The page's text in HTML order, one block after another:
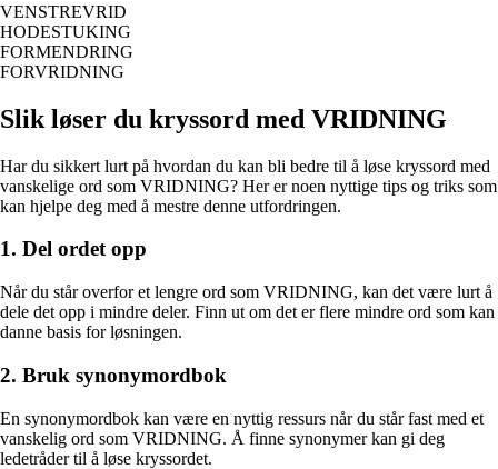
VENSTREVRID
HODESTUKING
FORMENDRING
FORVRIDNING
Slik løser du kryssord med VRIDNING
Har du sikkert lurt på hvordan du kan bli bedre til å løse kryssord med
vanskelige ord som VRIDNING? Her er noen nyttige tips og triks som
kan hjelpe deg med å mestre denne utfordringen.
1. Del ordet opp
Når du står overfor et lengre ord som VRIDNING, kan det være lurt å
dele det opp i mindre deler. Finn ut om det er flere mindre ord som kan
danne basis for løsningen.
2. Bruk synonymordbok
En synonymordbok kan være en nyttig ressurs når du står fast med et
vanskelig ord som VRIDNING. Å finne synonymer kan gi deg
ledetråder til å løse kryssordet.